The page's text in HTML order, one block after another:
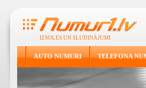
IZSOLES UN SLUDINĀJUMI
AUTO NUMURI TELEFONA